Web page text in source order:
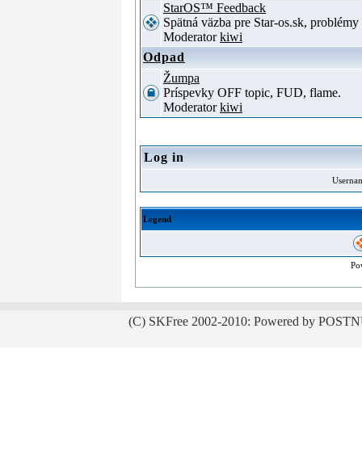
StarOS™ Feedback
Spätná väzba pre Star-os.sk,
Moderatorkiwi
Odpad
Žumpa
Príspevky OFF topic, FUD, flame.
Moderatorkiwi
Log in
Legend
(C) SKFree 2002-2010: Powered by